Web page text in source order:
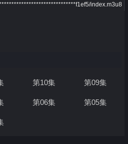
index.m3u8
第10集 第09集
第06集 第05集